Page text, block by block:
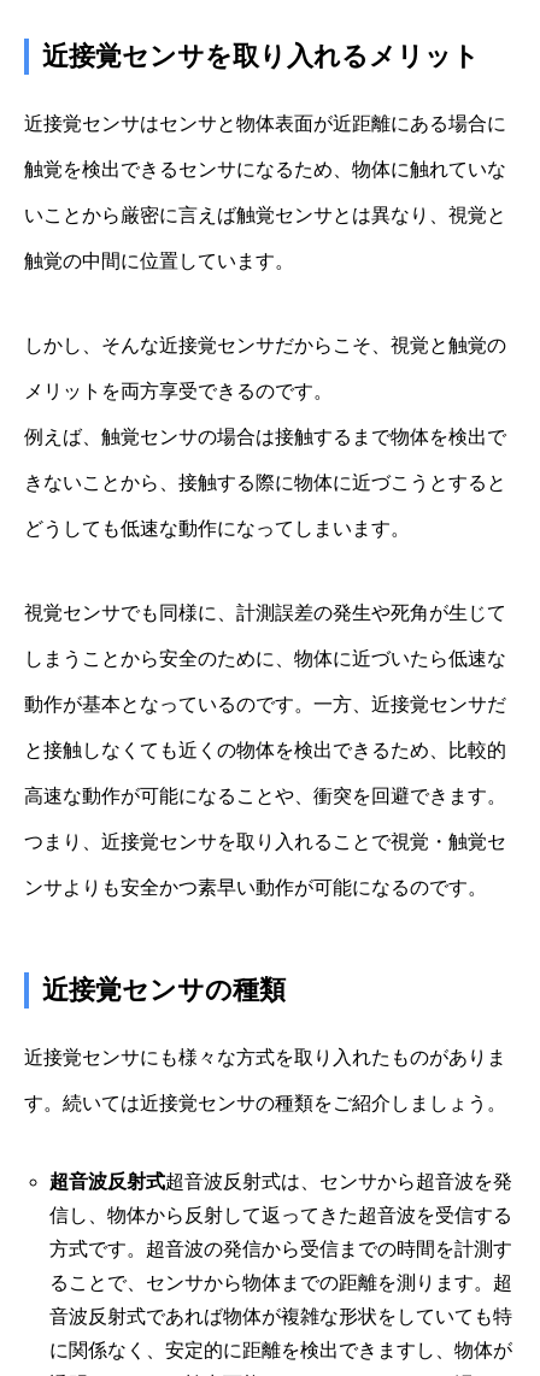
近接覚センサを取り入れるメリット
近接覚センサはセンサと物体表面が近距離にある場合に
触覚を検出できるセンサになるため、物体に触れていな
いことから厳密に言えば触覚センサとは異なり、視覚と
触覚の中間に位置しています。
しかし、そんな近接覚センサだからこそ、視覚と触覚の
メリットを両方享受できるのです。
例えば、触覚センサの場合は接触するまで物体を検出で
きないことから、接触する際に物体に近づこうとすると
どうしても低速な動作になってしまいます。
視覚センサでも同様に、計測誤差の発生や死角が生じて
しまうことから安全のために、物体に近づいたら低速な
動作が基本となっているのです。一方、近接覚センサだ
と接触しなくても近くの物体を検出できるため、比較的
高速な動作が可能になることや、衝突を回避できます。
つまり、近接覚センサを取り入れることで視覚・触覚セ
ンサよりも安全かつ素早い動作が可能になるのです。
近接覚センサの種類
近接覚センサにも様々な方式を取り入れたものがありま
す。続いては近接覚センサの種類をご紹介しましょう。
超音波反射式超音波反射式は、センサから超音波を発
信し、物体から反射して返ってきた超音波を受信する
方式です。超音波の発信から受信までの時間を計測す
ることで、センサから物体までの距離を測ります。超
音波反射式であれば物体が複雑な形状をしていても特
に関係なく、安定的に距離を検出できますし、物体が